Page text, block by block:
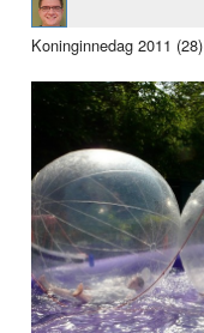
Koninginnedag 2011 (28)